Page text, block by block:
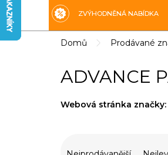
ZVÝHODNĚNÁ NABÍDKA
Domů Prodávané
ADVANCE
Webová stránka značky: